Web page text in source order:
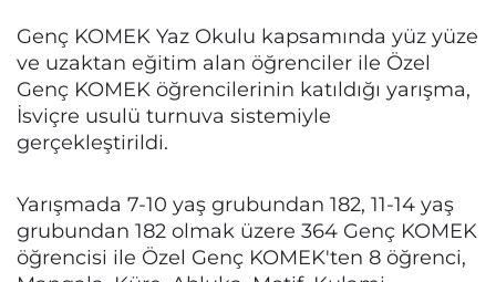
Genç KOMEK Yaz Okulu kapsamında yüz yüze
ve uzaktan eğitim alan öğrenciler ile Özel
Genç KOMEK öğrencilerinin katıldığı yarışma,
İsviçre usulü turnuva sistemiyle
gerçekleştirildi.
Yarışmada 7-10 yaş grubundan 182, 11-14 yaş
grubundan 182 olmak üzere 364 Genç KOMEK
öğrencisi ile Özel Genç KOMEK'ten 8 öğrenci,